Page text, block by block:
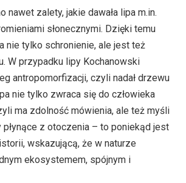
nawet zalety, jakie dawała lipa m.in.
słonecznymi. Dzięki temu
nie tylko schronienie, ale jest też
W przypadku lipy Kochanowski
an­tro­po­mor­fi­za­cji, czy­li nadał drze­wu
nie tylko zwraca się do człowieka
ma zdolność mówienia, ale też myśli
płynące z otoczenia – to poniekąd jest
wskazującą, że w naturze
ekosystemem, spójnym i